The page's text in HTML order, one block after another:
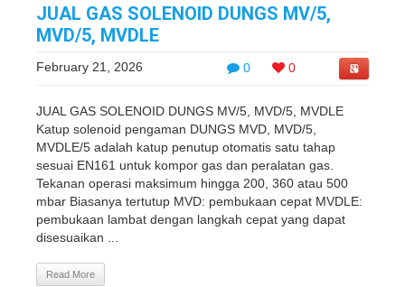
JUAL GAS SOLENOID DUNGS MV/5,
MVD/5, MVDLE
0 0
February 21, 2026
JUAL GAS SOLENOID DUNGS MV/5, MVD/5, MVDLE
Katup solenoid pengaman DUNGS MVD, MVD/5,
MVDLE/5 adalah katup penutup otomatis satu tahap
sesuai EN161 untuk kompor gas dan peralatan gas.
Tekanan operasi maksimum hingga 200, 360 atau 500
mbar Biasanya tertutup MVD: pembukaan cepat MVDLE:
pembukaan lambat dengan langkah cepat yang dapat
disesuaikan ...
Read More